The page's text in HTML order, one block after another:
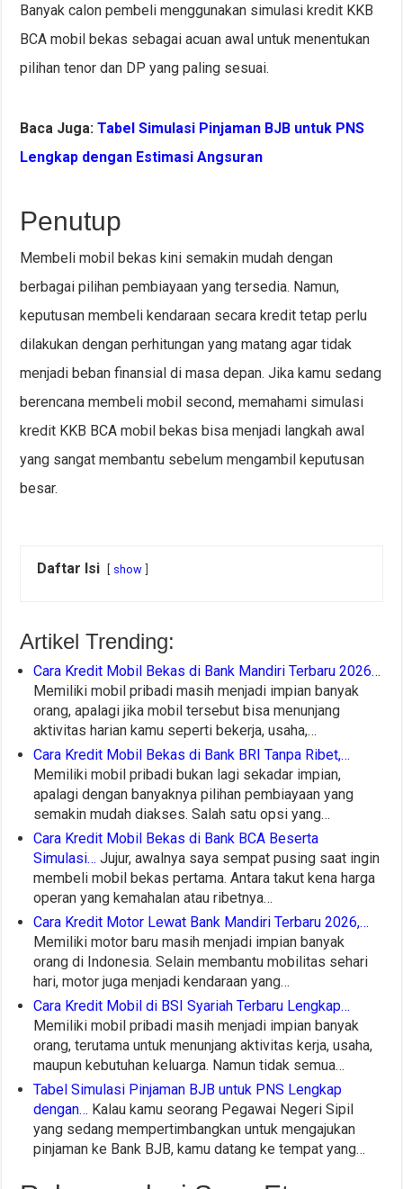
Banyak calon pembeli menggunakan simulasi kredit KKB
BCA mobil bekas sebagai acuan awal untuk menentukan
pilihan tenor dan DP yang paling sesuai.
Baca Juga:Tabel Simulasi Pinjaman BJB untuk PNS
Lengkap dengan Estimasi Angsuran
Penutup
Membeli mobil bekas kini semakin mudah dengan
berbagai pilihan pembiayaan yang tersedia. Namun,
keputusan membeli kendaraan secara kredit tetap perlu
dilakukan dengan perhitungan yang matang agar tidak
menjadi beban finansial di masa depan. Jika kamu sedang
berencana membeli mobil second, memahami simulasi
kredit KKB BCA mobil bekas bisa menjadi langkah awal
yang sangat membantu sebelum mengambil keputusan
besar.
Daftar Isi show
Artikel Trending:
Cara Kredit Mobil Bekas di Bank Mandiri Terbaru 2026…
Memiliki mobil pribadi masih menjadi impian banyak
orang, apalagi jika mobil tersebut bisa menunjang
aktivitas harian kamu seperti bekerja, usaha,…
Cara Kredit Mobil Bekas di Bank BRI Tanpa Ribet,…
Memiliki mobil pribadi bukan lagi sekadar impian,
apalagi dengan banyaknya pilihan pembiayaan yang
semakin mudah diakses. Salah satu opsi yang…
Cara Kredit Mobil Bekas di Bank BCA Beserta
Simulasi… Jujur, awalnya saya sempat pusing saat ingin
membeli mobil bekas pertama. Antara takut kena harga
operan yang kemahalan atau ribetnya…
Cara Kredit Motor Lewat Bank Mandiri Terbaru 2026,…
Memiliki motor baru masih menjadi impian banyak
orang di Indonesia. Selain membantu mobilitas sehari
hari, motor juga menjadi kendaraan yang…
Cara Kredit Mobil di BSI Syariah Terbaru Lengkap…
Memiliki mobil pribadi masih menjadi impian banyak
orang, terutama untuk menunjang aktivitas kerja, usaha,
maupun kebutuhan keluarga. Namun tidak semua…
Tabel Simulasi Pinjaman BJB untuk PNS Lengkap
dengan… Kalau kamu seorang Pegawai Negeri Sipil
yang sedang mempertimbangkan untuk mengajukan
pinjaman ke Bank BJB, kamu datang ke tempat yang…